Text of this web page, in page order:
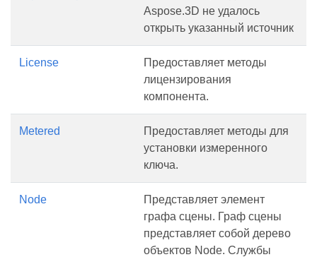
Aspose.3D не удалось
открыть указанный источник
License
Предоставляет методы
лицензирования
компонента.
Metered
Предоставляет методы для
установки измеренного
ключа.
Node
Представляет элемент
графа сцены. Граф сцены
представляет собой дерево
объектов Node. Службы